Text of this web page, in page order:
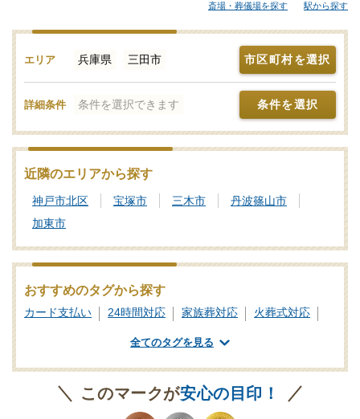
希望に合わせて選択することが大切です。各葬儀屋さんの特徴、
おすすめの葬儀社などをご覧ください。「みんなが選んだお葬
式」では、基準を満たした三田市対応の葬儀社・葬儀屋さんをご
紹介しております。少しでもご不明点などがあれば、些細と思わ
れることでも遠慮なく、24時間365日お電話でご相談いただけま
す。三田市の葬儀社を比較検討の際に「信頼のおける葬儀屋さん
心安全な葬儀屋さんをご案内いたしますので、あわせて新サービ
スなどの最新情報をチェックするなど、しっかりと情報収集を行
って信頼のおけそうな葬儀会社を探しましょう。
斎場・葬儀場を探す 駅から探す
エリア 兵庫県 三田市 市区町村を選択
詳細条件 条件を選択できます 条件を選択
近隣のエリアから探す
神戸市北区 宝塚市 三木市
丹波篠山市
加東市
おすすめのタグから探す
カード支払い 24時間対応 家族葬対応
火葬式対応
社葬対応
業界団体加盟
全てのタグを見る
このマークが安心の目印！